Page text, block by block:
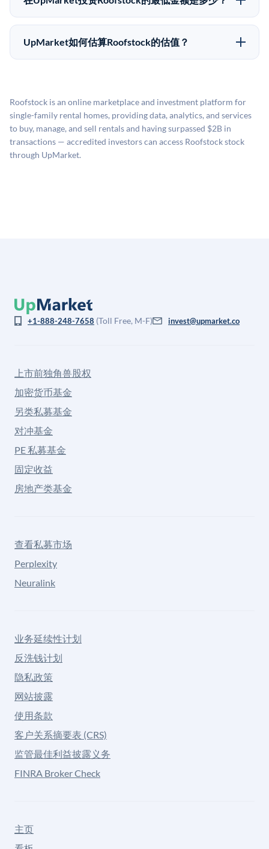
市场条件。任何退出的时间都是不可预测的，投资者应
做好多年持有的准备。
UpMarket上大多数Pre-IPO产品的最低投资金额为
50,000美元。具体金额可能因产品和股份供应情况而有
UpMarket如何估算Roofstock的估值？
司可比倍数应用私有公司折扣，以反映流动性不足和信
息不对称。此估值不构成投资建议，可能与实际交易价
格存在重大差异。
Roofstock is an online marketplace and investment platform for
single-family rental homes, providing data, analytics, and services
to buy, manage, and sell rentals and having surpassed $2B in
transactions — accredited investors can access Roofstock stock
through UpMarket.
+1-888-248-7658 (Toll Free, M-F) invest@upmarket.co
上市前独角兽股权
加密货币基金
另类私募基金
对冲基金
PE 私募基金
固定收益
房地产类基金
查看私募市场
Perplexity
Neuralink
业务延续性计划
反洗钱计划
隐私政策
网站披露
使用条款
客户关系摘要表 (CRS)
监管最佳利益披露义务
FINRA Broker Check
主页